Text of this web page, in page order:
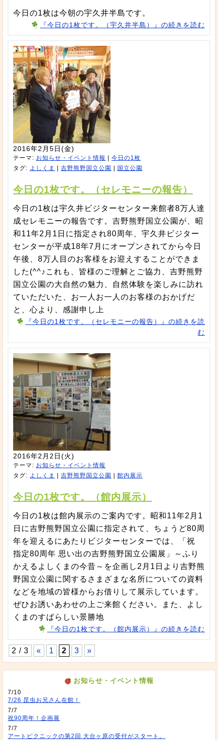
今日の1枚は今朝の宇久井半島です。
『今日の1枚です。（宇久井半島）』の続きを読む
2016年2月5日(金)
テーマ: お知らせ・イベント情報
今日の1枚
タグ: よしくま 吉野熊野国立公園 国立公園
今日の1枚です。（セレモニーの報告）
今日の1枚は宇久井ビジターセンター来館者8万人達
成セレモニーの報告です。吉野熊野国立公園が、昭
和11年2月1日に指定され80周年、宇久井ビジター
センターが平成18年7月にオープンされてから今日
午後、8万人目のお客様をお迎えすることができま
した(^^♪これも、皆様のご理解とご協力、吉野熊野
国立公園の大自然の魅力、自然体験を楽しみに訪れ
ていただいた、お一人お一人のお客様のおかげだ
と、心より、感謝申し上
『今日の1枚です。（セレモニーの報告）』の続きを読
む
2016年2月2日(火)
テーマ: お知らせ・イベント情報
タグ: よしくま 吉野熊野国立公園 館内展示
今日の1枚です。（館内展示）
今日の1枚は館内展示のご案内です。昭和11年2月1
日に吉野熊野国立公園に指定されて、ちょうど80周
年を迎えるにあたりビジターセンターでは、「祝
指定80周年 思い出の吉野熊野国立公園展」～ふり
かえるよしくまの今昔～を企画し2月1日より吉野熊
野国立公園に関するさまざまな名所についての資料
などを地域の皆様からお借りして展示しています。
ぜひお誘いあわせの上ご来館ください。また、よし
くまのすばらしい景勝地
『今日の1枚です。（館内展示）』の続きを読む
2 / 3 « 1 2 3 »
お知らせ・イベント情報
7/10
7/26 昆虫お兄さん在館！
7/7
祝90周年！企画展
7/7
アートピクニックの第2回 大台ヶ原の受付がスタート。